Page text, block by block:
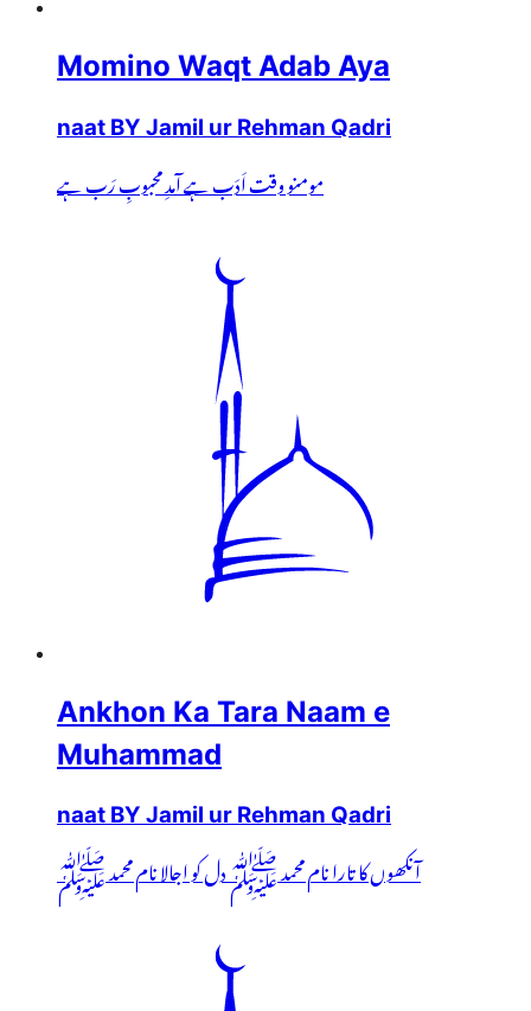
Momino Waqt Adab Aya
naat BY Jamil ur Rehman Qadri
مومنو وقت اَدَب ہے آمدِ محبوبِ رَب ہے
Ankhon Ka Tara Naam e
Muhammad
naat BY Jamil ur Rehman Qadri
آنکھوں کا تارا نام محمد ﷺ دل کو اجالا نام محمد ﷺ